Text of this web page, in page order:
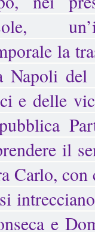
la
Napoli
e delle
il
Carlo,
e